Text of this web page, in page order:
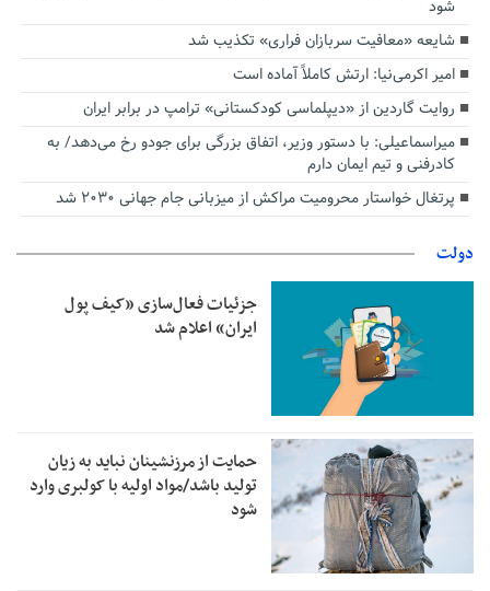
شود
شایعه «معافیت سربازان فراری» تکذیب شد
امیر اکرمی‌نیا: ارتش کاملاً آماده است
روایت گاردین از «دیپلماسی کودکستانی» ترامپ در برابر ایران
میراسماعیلی: با دستور وزیر، اتفاق بزرگی برای جودو رخ می‌دهد/ به
کادرفنی و تیم ایمان دارم
پرتغال خواستار محرومیت مراکش از میزبانی جام جهانی ۲۰۳۰ شد
دولت
جزئیات فعال‌سازی «کیف پول
ایران» اعلام شد
حمایت از مرزنشینان نباید به زیان
تولید باشد/مواد اولیه با کولبری وارد
شود